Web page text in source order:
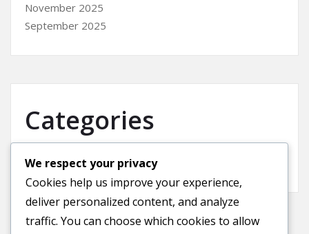
November 2025
September 2025
Categories
Uncategorized
We respect your privacy
Cookies help us improve your experience,
deliver personalized content, and analyze
traffic. You can choose which cookies to allow